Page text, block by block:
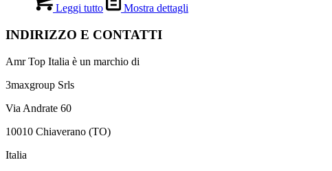
Leggi tutto Mostra dettagli
INDIRIZZO E CONTATTI
Amr Top Italia è un marchio di
3maxgroup Srls
Via Andrate 60
10010 Chiaverano (TO)
Italia